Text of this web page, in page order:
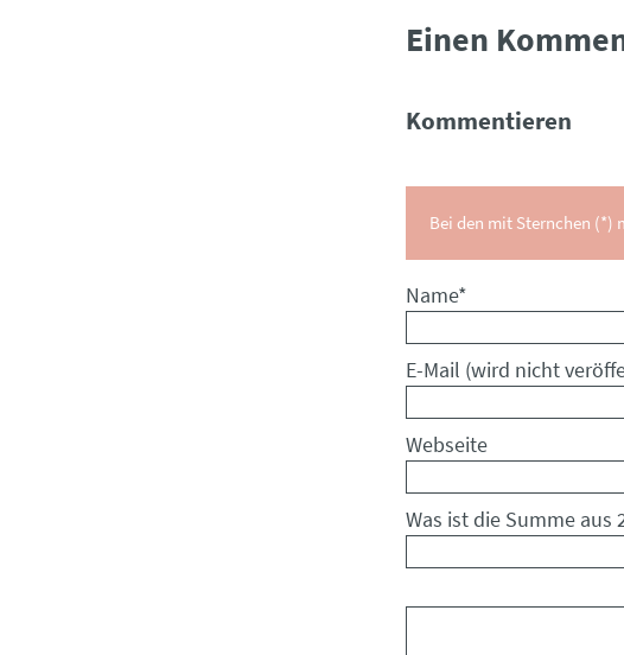
Einen
Kommentieren
Bei den mit Sternchen (*)
Pflichtfeld
Name*
Pflichtfeld
E-Mail (wird nicht
Webseite
Was ist die Summe aus